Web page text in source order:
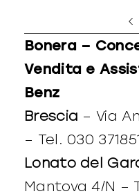
Bonera –
Vendita e
Benz
Brescia – Via
– Tel. 030
Lonato del
Mantova 4/N –